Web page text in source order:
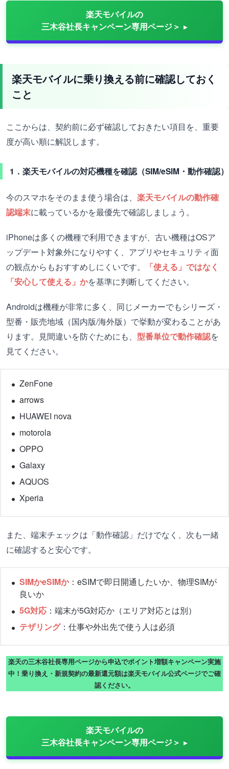
楽天モバイルの
三木谷社長キャンペーン専用ページ＞
楽天モバイルに乗り換える前に確認しておく
こと
ここからは、契約前に必ず確認しておきたい項目を、重要
度が高い順に解説します。
1．楽天モバイルの対応機種を確認（SIM/eSIM・動作確認）
今のスマホをそのまま使う場合は、 楽天モバイルの動作確
認端末に載っているかを最優先で確認しましょう。
iPhoneは多くの機種で利用できますが、古い機種はOSア
ップデート対象外になりやすく、アプリやセキュリティ面
の観点からもおすすめしにくいです。
「使える」ではなく
「安心して使える」かを基準に判断してください。
Androidは機種が非常に多く、同じメーカーでもシリーズ・
型番・販売地域（国内版/海外版）で挙動が変わることがあ
ります。見間違いを防ぐためにも、 型番単位で動作確認を
見てください。
ZenFone
arrows
HUAWEI nova
motorola
OPPO
Galaxy
AQUOS
Xperia
また、端末チェックは「動作確認」だけでなく、次も一緒
に確認すると安心です。
SIMかeSIMか：eSIMで即日開通したいか、物理SIMが
良いか
5G対応 ：端末が5G対応か（エリア対応とは別）
テザリング：仕事や外出先で使う人は必須
楽天の三木谷社長専用ページから申込でポイント増額キャンペーン実施
中！乗り換え・新規契約の最新還元額は楽天モバイル公式ページでご確
認ください。
楽天モバイルの
三木谷社長キャンペーン専用ページ＞